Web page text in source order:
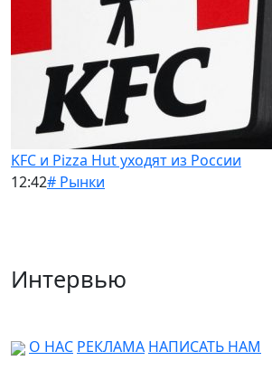
KFC и Pizza Hut уходят из России
12:42# Рынки
Интервью
О НАС РЕКЛАМА НАПИСАТЬ НАМ